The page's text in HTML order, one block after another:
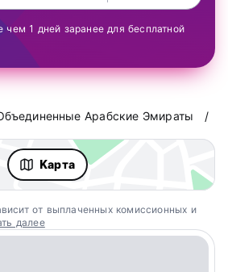
чем 1 дней заранее для бесплатной
Арабские Эмираты
Kарта
от выплаченных комиссионных и
далее